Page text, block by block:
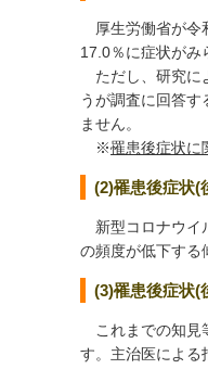
厚生労働省が令
17.0％に症状がみ
ただし、研究に
うが調査に回答
ません。
※罹患後症状に
(2)罹患後症状(
新型コロナウイ
の頻度が低下する
(3)罹患後症状(
これまでの知見
す。主治医による